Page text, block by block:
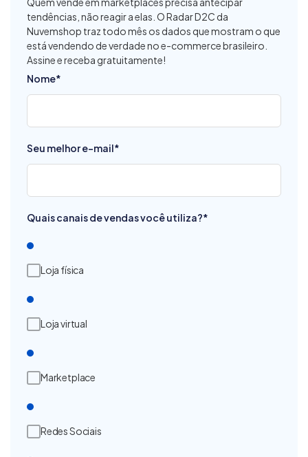
tendências, não reagir a elas. O Radar D2C da
Nuvemshop traz todo mês os dados que mostram o que
está vendendo de verdade no e-commerce brasileiro.
Assine e receba gratuitamente!
Nome*
Seu melhor e-mail*
Quais canais de vendas você utiliza?*
Loja física
Loja virtual
Marketplace
Redes Sociais